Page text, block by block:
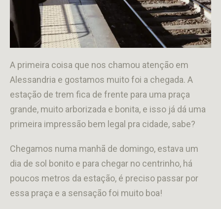
A primeira coisa que nos chamou atenção em
Alessandria e gostamos muito foi a chegada. A
estação de trem fica de frente para uma praça
grande, muito arborizada e bonita, e isso já dá uma
primeira impressão bem legal pra cidade, sabe?
Chegamos numa manhã de domingo, estava um
dia de sol bonito e para chegar no centrinho, há
poucos metros da estação, é preciso passar por
essa praça e a sensação foi muito boa!